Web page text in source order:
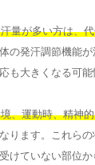
量が多い方は、
の発汗調節機能
も大きくなる可能
、運動時、精神
ります。これら
けていない部位